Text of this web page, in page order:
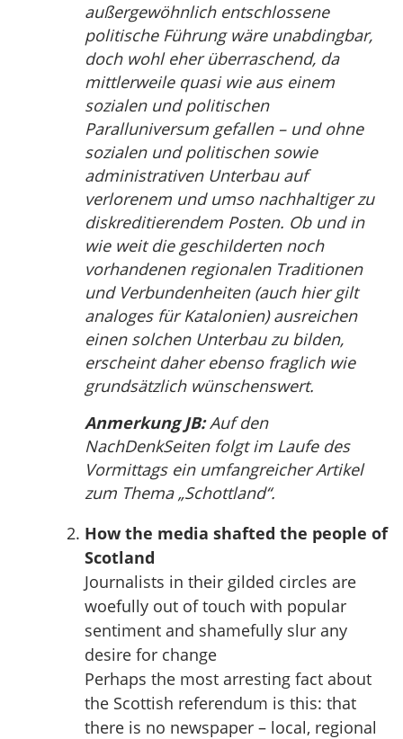
außergewöhnlich entschlossene
politische Führung wäre unabdingbar,
doch wohl eher überraschend, da
mittlerweile quasi wie aus einem
sozialen und politischen
Paralluniversum gefallen – und ohne
sozialen und politischen sowie
administrativen Unterbau auf
verlorenem und umso nachhaltiger zu
diskreditierendem Posten. Ob und in
wie weit die geschilderten noch
vorhandenen regionalen Traditionen
und Verbundenheiten (auch hier gilt
analoges für Katalonien) ausreichen
einen solchen Unterbau zu bilden,
erscheint daher ebenso fraglich wie
grundsätzlich wünschenswert.
Anmerkung JB:Auf den
NachDenkSeiten folgt im Laufe des
Vormittags ein umfangreicher Artikel
zum Thema „Schottland“.
How the media shafted the people of
Scotland
Journalists in their gilded circles are
woefully out of touch with popular
sentiment and shamefully slur any
desire for change
Perhaps the most arresting fact about
the Scottish referendum is this: that
there is no newspaper – local, regional